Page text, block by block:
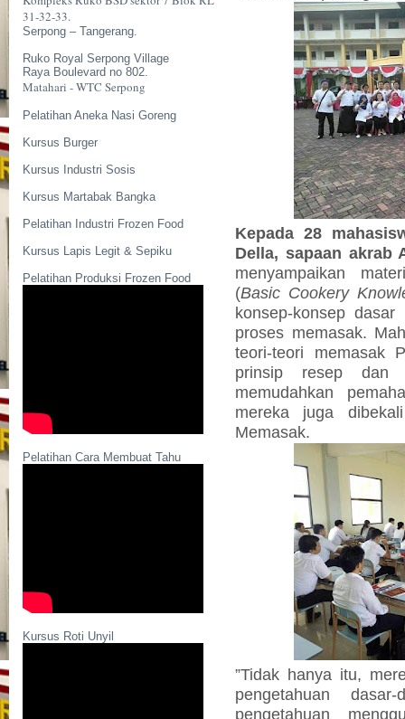
31-32-33.
Serpong – Tangerang.
Ruko Royal Serpong Village
Raya Boulevard no 802.
Matahari - WTC Serpong
Pelatihan Aneka Nasi Goreng
Kursus Burger
Kursus Industri Sosis
Kursus Martabak Bangka
Pelatihan Industri Frozen Food
Kursus Lapis Legit & Sepiku
Pelatihan Produksi Frozen Food
Pelatihan Cara Membuat Tahu
Kursus Roti Unyil
Kepada 28
Della, sapaan akrab
menyampaikan
(Basic Cookery
konsep-konsep
proses memasak.
teori-teori memasak
prinsip resep dan
memudahkan
mereka juga
Memasak.
”Tidak hanya itu,
pengetahuan
pengetahuan